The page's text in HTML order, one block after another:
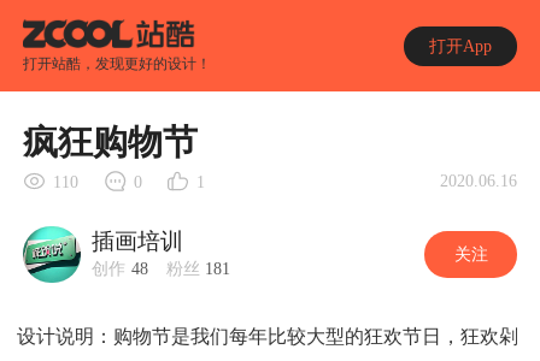
打开站酷，发现更好的设计！
打开App
疯狂购物节
110 0 1 2020.06.16
插画培训
创作 48 粉丝 181
关注
设计说明：购物节是我们每年比较大型的狂欢节日，狂欢剁